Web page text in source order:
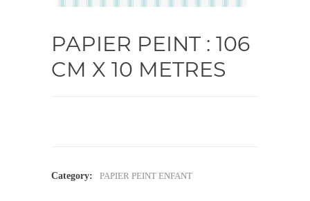
PAPIER PEINT : 106
CM X 10 METRES
Category: PAPIER PEINT ENFANT